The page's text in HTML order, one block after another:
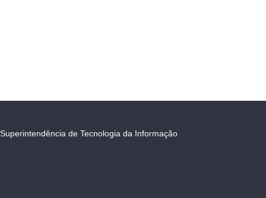
Superintendência de Tecnologia da Informação